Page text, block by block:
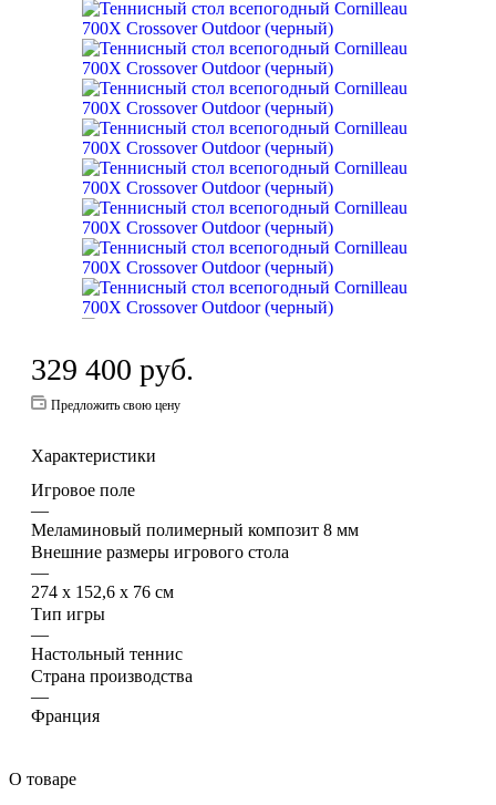
329 400 руб.
Предложить свою цену
Характеристики
Игровое поле
—
Меламиновый полимерный композит 8 мм
Внешние размеры игрового стола
—
274 х 152,6 х 76 см
Тип игры
—
Настольный теннис
Страна производства
—
Франция
О товаре